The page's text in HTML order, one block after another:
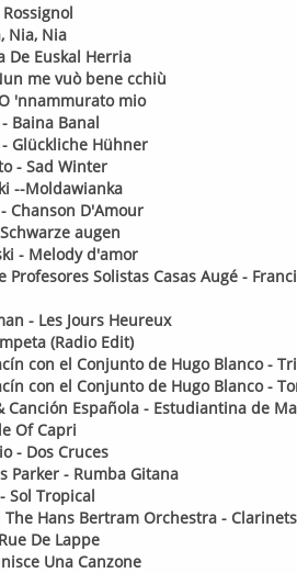
Nia, Nia
De Euskal Herria
me vuò bene cchiù
'nnammurato mio
Baina Banal
Glückliche Hühner
- Sad Winter
--Moldawianka
Chanson D'Amour
augen
- Melody d'amor
Profesores Solistas Casas Augé -
- Les Jours Heureux
(Radio Edit)
con el Conjunto de Hugo Blanco -
con el Conjunto de Hugo Blanco -
Canción Española - Estudiantina de
Of Capri
- Dos Cruces
Parker - Rumba Gitana
Sol Tropical
Hans Bertram Orchestra -
De Lappe
Una Canzone